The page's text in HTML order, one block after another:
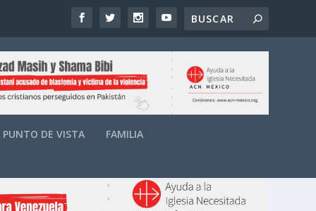
PUNTO DE VISTA FAMILIA